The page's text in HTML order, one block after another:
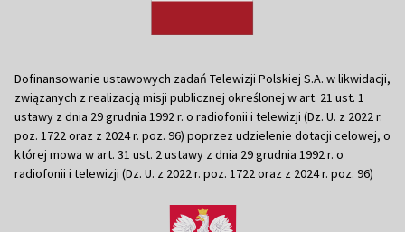
Dofinansowanie ustawowych zadań Telewizji Polskiej S.A. w likwidacji,
związanych z realizacją misji publicznej określonej w art. 21 ust. 1
ustawy z dnia 29 grudnia 1992 r. o radiofonii i telewizji (Dz. U. z 2022 r.
poz. 1722 oraz z 2024 r. poz. 96) poprzez udzielenie dotacji celowej, o
której mowa w art. 31 ust. 2 ustawy z dnia 29 grudnia 1992 r. o
radiofonii i telewizji (Dz. U. z 2022 r. poz. 1722 oraz z 2024 r. poz. 96)